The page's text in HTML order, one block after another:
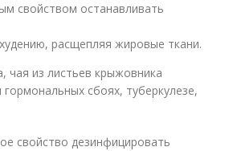
свойством останавливать
расщепляя жировые ткани.
чая из листьев крыжовника
гормональных сбоях, туберкулезе,
свойство дезинфицировать